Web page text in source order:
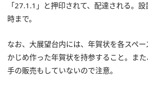
「27.1.1」と押印されて、配達される。
時まで。
なお、大展望台内には、年賀状を各スペ
かじめ作った年賀状を持参すること。ま
手の販売もしていないので注意。